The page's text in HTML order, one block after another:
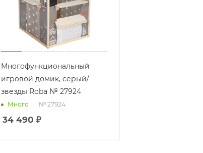
Многофункциональный
игровой домик, серый/
звезды Roba № 27924
Много № 27924
34 490 ₽